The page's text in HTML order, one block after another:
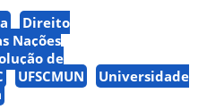
Direito
Nações
de
UFSCMUN
Universidade